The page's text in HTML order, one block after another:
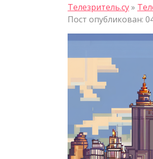
Телезритель.су»
Пост опубликован: